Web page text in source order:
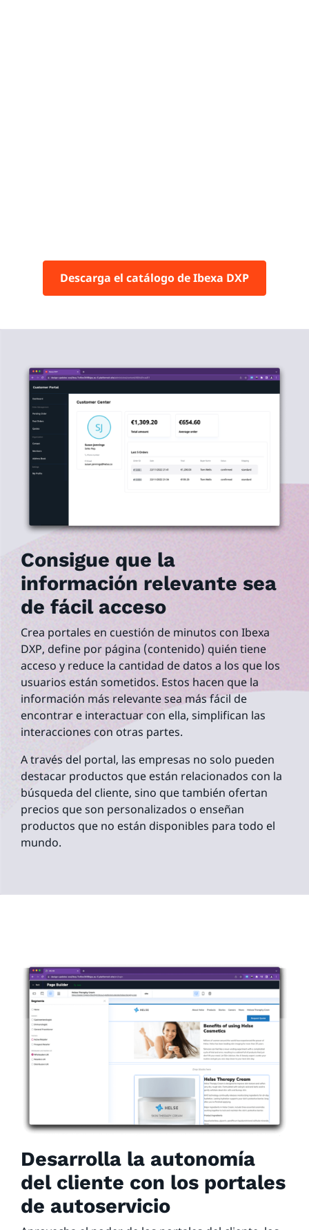
Descarga el catálogo de Ibexa DXP
Consigue que la
información relevante sea
de fácil acceso
Crea portales en cuestión de minutos con Ibexa
DXP, define por página (contenido) quién tiene
acceso y reduce la cantidad de datos a los que los
usuarios están sometidos. Estos hacen que la
información más relevante sea más fácil de
encontrar e interactuar con ella, simplifican las
interacciones con otras partes.
A través del portal, las empresas no solo pueden
destacar productos que están relacionados con la
búsqueda del cliente, sino que también ofertan
precios que son personalizados o enseñan
productos que no están disponibles para todo el
mundo.
Desarrolla la autonomía
del cliente con los portales
de autoservicio